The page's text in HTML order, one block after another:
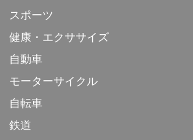
スポーツ
健康・エクササイズ
自動車
モーターサイクル
自転車
鉄道